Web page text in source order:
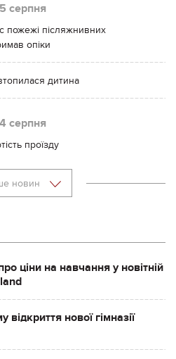
серпня
пожежі післяжнивних
опіки
дитина
серпня
проїзду
новин
ціни на навчання у новітній
нової гімназії